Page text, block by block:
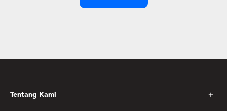
Tentang Kami